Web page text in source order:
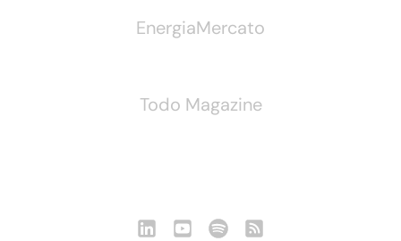
EnergiaMercato
Todo Magazine